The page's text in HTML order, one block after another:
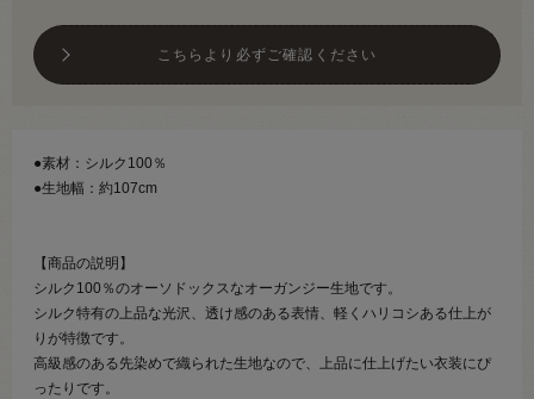
こちらより必ずご確認ください
●素材：シルク100％
●生地幅：約107cm
【商品の説明】
シルク100％のオーソドックスなオーガンジー生地です。
シルク特有の上品な光沢、透け感のある表情、軽くハリコシある仕上が
りが特徴です。
高級感のある先染めで織られた生地なので、上品に仕上げたい衣装にぴ
ったりです。